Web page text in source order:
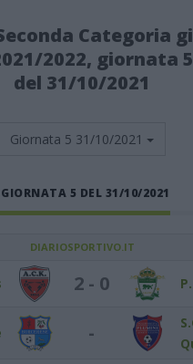
Categoria
2022, giornata
del 31/10/2021
Giornata 5 31/10/2021
5 DEL 31/10/2021
DIARIOSPORTIVO.IT
2 - 0
-